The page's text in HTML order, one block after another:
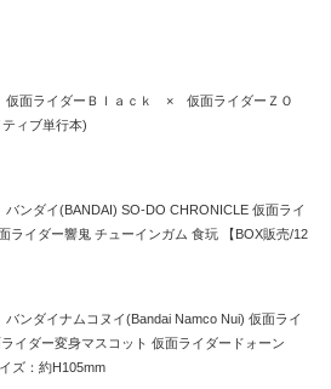
仮面ライダーＢｌａｃｋ × 仮面ライダーＺＯ
ィブ単行本)
バンダイ(BANDAI) SO-DO CHRONICLE 仮面ライ
ライダー響鬼 チューインガム 食玩 【BOX販売/12
バンダイナムコヌイ(Bandai Namco Nui) 仮面ライ
イダー変身マスコット 仮面ライダードォーン
ズ：約H105mm